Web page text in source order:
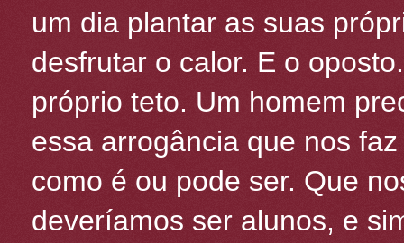
um dia plantar as suas
desfrutar o calor. E o
próprio teto. Um homem
essa arrogância que nos
como é ou pode ser. Que
deveríamos ser alunos, e